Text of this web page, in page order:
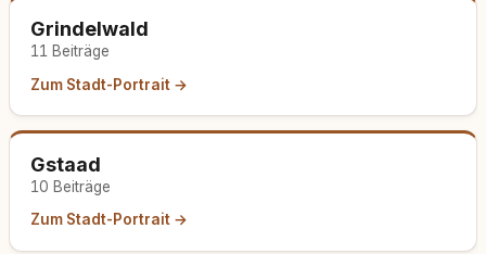
Grindelwald
11 Beiträge
Zum Stadt-Portrait →
Gstaad
10 Beiträge
Zum Stadt-Portrait →